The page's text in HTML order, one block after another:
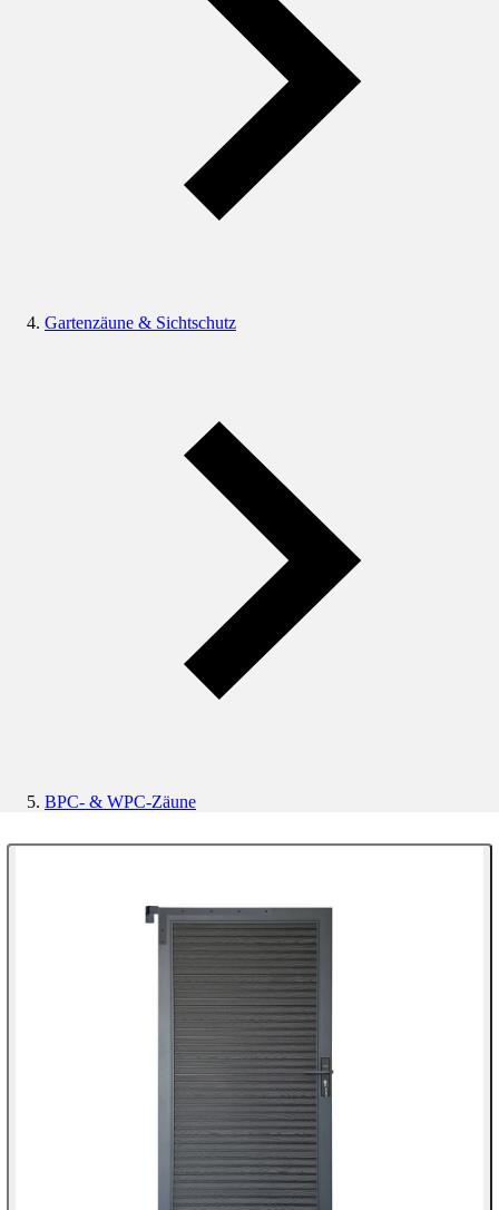
Gartenzäune & Sichtschutz
BPC- & WPC-Zäune